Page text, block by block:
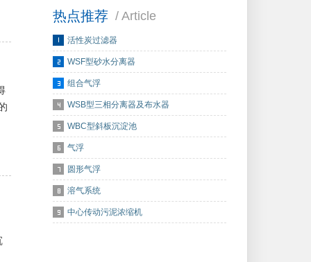
热点推荐 / Article
活性炭过滤器
WSF型砂水分离器
组合气浮
WSB型三相分离器及布水器
WBC型斜板沉淀池
气浮
圆形气浮
溶气系统
中心传动污泥浓缩机